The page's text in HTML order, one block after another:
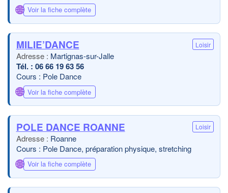
🌐 Voir la fiche complète
MILIE’DANCE Loisir
Martignas-sur-Jalle
06 66 19 63 56
Cours : Pole Dance
🌐 Voir la fiche complète
POLE DANCE ROANNE Loisir
Roanne
Cours : Pole Dance, préparation physique, stretching
🌐 Voir la fiche complète